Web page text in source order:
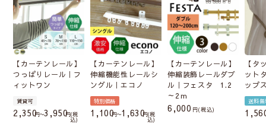
【カーテンレール】
つっぱりレール｜フ
ィットワン
賃貸可
2,350 〜3,950 税
込
【カーテンレール】
伸縮機能性レールシ
ングル｜エコノ
特別価格
1,100 〜1,630 税
込
【カーテンレール】
伸縮装飾レールダブ
ル｜フェスタ 1.2
～2ｍ
6,000 税込
【タ
ット
ップ
送料無